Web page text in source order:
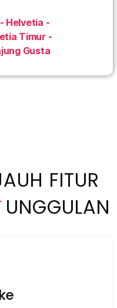
Helvetia -
Timur -
Gusta
FITUR
UNGGULAN